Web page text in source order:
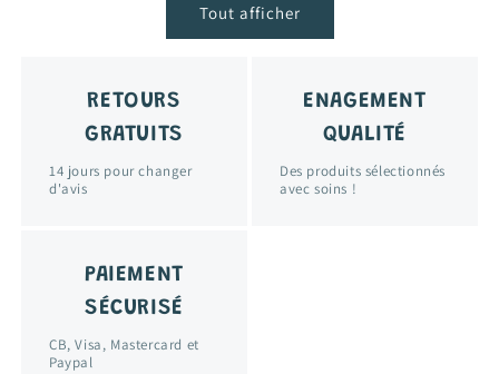
Tout afficher
RETOURS
GRATUITS
14 jours pour changer
d'avis
ENAGEMENT
QUALITÉ
Des produits sélectionnés
avec soins !
PAIEMENT
SÉCURISÉ
CB, Visa, Mastercard et
Paypal